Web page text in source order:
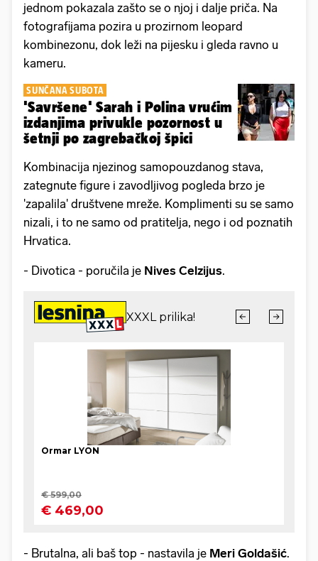
jednom pokazala zašto se o njoj i dalje priča. Na
fotografijama pozira u prozirnom leopard
kombinezonu, dok leži na pijesku i gleda ravno u
kameru.
SUNČANA SUBOTA
'Savršene' Sarah i Polina vrućim
izdanjima privukle pozornost u
šetnji po zagrebačkoj špici
Kombinacija njezinog samopouzdanog stava,
zategnute figure i zavodljivog pogleda brzo je
'zapalila' društvene mreže. Komplimenti su se samo
nizali, i to ne samo od pratitelja, nego i od poznatih
Hrvatica.
- Divotica - poručila je Nives Celzijus.
- Brutalna, ali baš top - nastavila je Meri Goldašić.